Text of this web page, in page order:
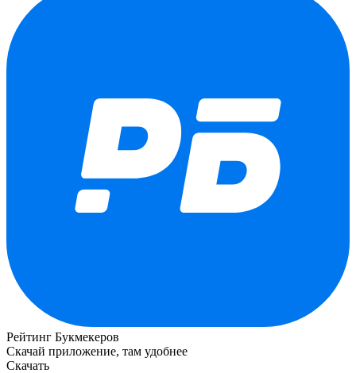
Рейтинг Букмекеров
Скачай приложение, там удобнее
Скачать